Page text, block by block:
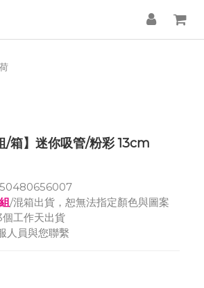
/箱】迷你吸管/粉彩 13cm
/混箱出貨，恕無法指定顏色與圖案
工作天出貨
人員與您聯繫